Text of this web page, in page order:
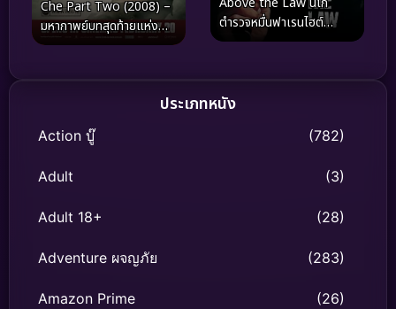
Che Part Two (2008) –
มหากาพย์บทสุดท้ายแห่ง
อุดมการณ์ และหยดเลือดบน
ตำรวจหมื่นฟาเรนไฮต์
(1988)
ประเภทหนัง
Action บู๊ (782)
Adult (3)
Adult 18+ (28)
Adventure ผจญภัย (283)
Amazon Prime (26)